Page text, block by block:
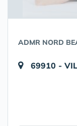
ADMR NORD
69910 -